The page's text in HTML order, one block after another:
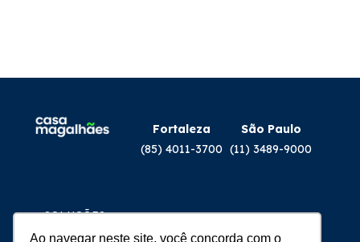
Ao navegar neste site, você concorda com o
Fortaleza
(85) 4011-3700
São Paulo
(11) 3489-9000
SOLUÇÕES